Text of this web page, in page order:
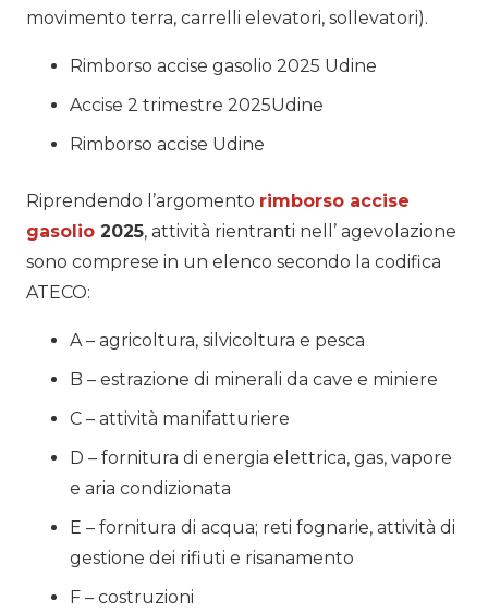
movimento terra, carrelli elevatori, sollevatori).
Rimborso accise gasolio 2025 Udine
Accise 2 trimestre 2025Udine
Rimborso accise Udine
Riprendendo l’argomento rimborso accise
gasolio 2025, attività rientranti nell’ agevolazione
sono comprese in un elenco secondo la codifica
ATECO:
A – agricoltura, silvicoltura e pesca
B – estrazione di minerali da cave e miniere
C – attività manifatturiere
D – fornitura di energia elettrica, gas, vapore
e aria condizionata
E – fornitura di acqua; reti fognarie, attività di
gestione dei rifiuti e risanamento
F – costruzioni